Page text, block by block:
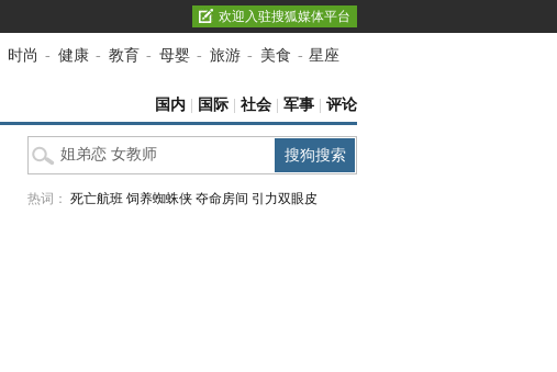
欢迎入驻搜狐媒体平台
时尚 - 健康 - 教育 - 母婴 - 旅游 - 美食 - 星座
国内 国际 社会 军事 评论
热词： 死亡航班 饲养蜘蛛侠 夺命房间 引力双眼皮